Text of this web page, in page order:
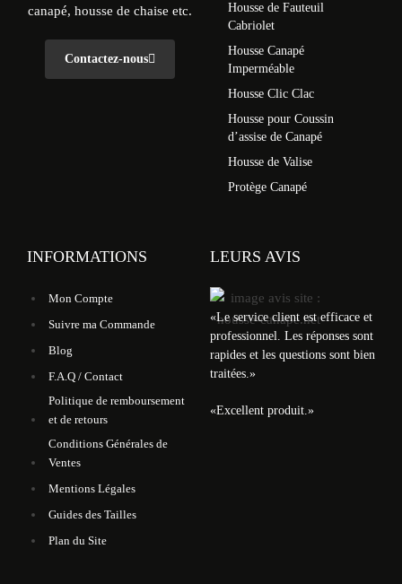
canapé, housse de chaise etc.
Contactez-nous
Housse de Fauteuil
Cabriolet
Housse Canapé
Imperméable
Housse Clic Clac
Housse pour Coussin
d’assise de Canapé
Housse de Valise
Protège Canapé
INFORMATIONS
Mon Compte
Suivre ma Commande
Blog
F.A.Q / Contact
Politique de remboursement
et de retours
Conditions Générales de
Ventes
Mentions Légales
Guides des Tailles
Plan du Site
LEURS AVIS
«Le service client est efficace et
professionnel. Les réponses sont
rapides et les questions sont bien
traitées.»
«Excellent produit. »